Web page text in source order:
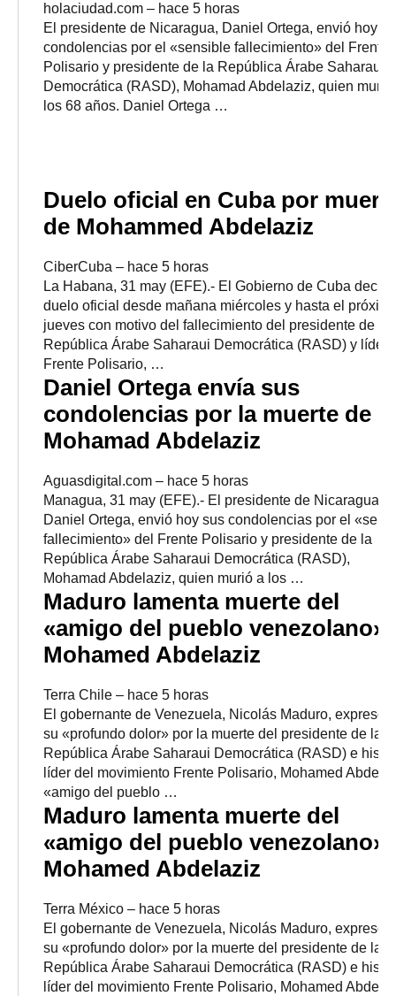
holaciudad.com – ‎hace 5 horas‎
El presidente de Nicaragua, Daniel Ortega, envió hoy
condolencias por el «sensible fallecimiento» del Frente
Polisario y presidente de la República Árabe Saharaui
Democrática (RASD), Mohamad Abdelaziz, quien murió
los 68 años. Daniel Ortega …
Duelo oficial en Cuba por
de Mohammed Abdelaziz
CiberCuba – ‎hace 5 horas‎
La Habana, 31 may (EFE).- El Gobierno de Cuba
duelo oficial desde mañana miércoles y hasta el
jueves con motivo del fallecimiento del presidente de la
República Árabe Saharaui Democrática (RASD) y líder
Frente Polisario, …
Daniel Ortega envía sus
condolencias por la muerte de
Mohamad Abdelaziz
Aguasdigital.com – ‎hace 5 horas‎
Managua, 31 may (EFE).- El presidente de Nicaragua,
Daniel Ortega, envió hoy sus condolencias por el
fallecimiento» del Frente Polisario y presidente de la
República Árabe Saharaui Democrática (RASD),
Mohamad Abdelaziz, quien murió a los …
Maduro lamenta muerte del
«amigo del pueblo venezolano»
Mohamed Abdelaziz
Terra Chile – ‎hace 5 horas‎
El gobernante de Venezuela, Nicolás Maduro, expresó
su «profundo dolor» por la muerte del presidente de la
República Árabe Saharaui Democrática (RASD) e
líder del movimiento Frente Polisario, Mohamed
«amigo del pueblo …
Maduro lamenta muerte del
«amigo del pueblo venezolano»
Mohamed Abdelaziz
Terra México – ‎hace 5 horas‎
El gobernante de Venezuela, Nicolás Maduro, expresó
su «profundo dolor» por la muerte del presidente de la
República Árabe Saharaui Democrática (RASD) e
líder del movimiento Frente Polisario, Mohamed